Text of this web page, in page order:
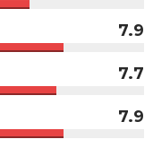
7.9
7.7
7.9